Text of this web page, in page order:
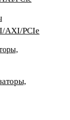
AXI/PCIe